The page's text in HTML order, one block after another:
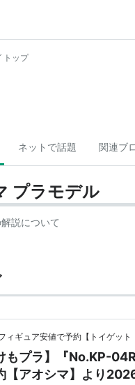
トップ
ネットで話題 関連ブ
プラモデル
説について
ィギュア安値で予約【トイゲット
もプラ】『No.KP-
【アオシマ】より